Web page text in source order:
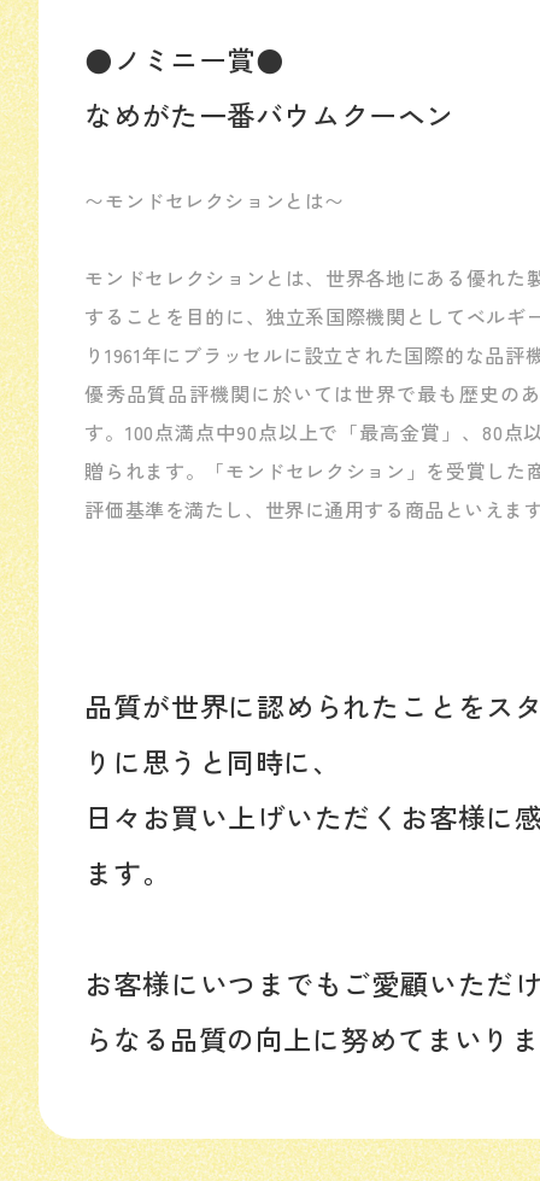
●ノミニー賞●
なめがた一番バウムクーヘン
〜モンドセレクションとは〜
モンドセレクションとは、世界各地にある優れた
することを目的に、独立系国際機関としてベルギ
り1961年にブラッセルに設立された国際的な品評
優秀品質品評機関に於いては世界で最も歴史の
す。100点満点中90点以上で「最高金賞」、80点
贈られます。「モンドセレクション」を受賞した
評価基準を満たし、世界に通用する商品といえま
品質が世界に認められたことをス
りに思うと同時に、
日々お買い上げいただくお客様に
ます。
お客様にいつまでもご愛顧いただ
らなる品質の向上に努めてまいり